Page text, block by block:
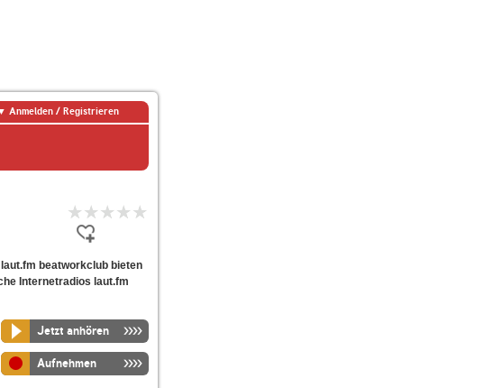
Anmelden / Registrieren
beatworkclub bieten
Internetradios laut.fm
Jetzt anhören
Aufnehmen